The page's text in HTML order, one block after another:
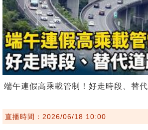
端午連假高乘載管制！好走時段、替
直播時間：2026/06/18 10:00